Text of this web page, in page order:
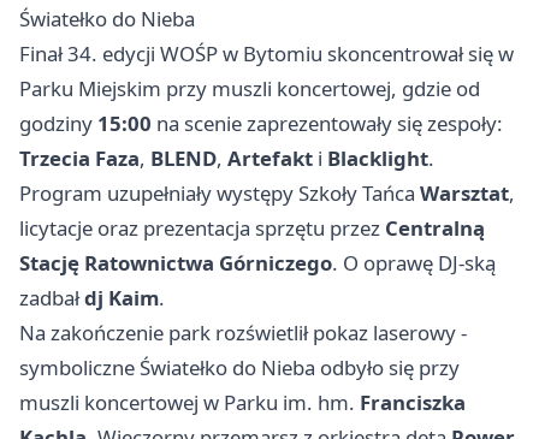
Światełko do Nieba
Finał 34. edycji WOŚP w Bytomiu skoncentrował się w
Parku Miejskim przy muszli koncertowej, gdzie od
godziny 15:00 na scenie zaprezentowały się zespoły:
Trzecia Faza, BLEND, Artefakt i Blacklight.
Program uzupełniały występy Szkoły Tańca Warsztat,
licytacje oraz prezentacja sprzętu przez Centralną
Stację Ratownictwa Górniczego. O oprawę DJ-ską
zadbałdj Kaim.
Na zakończenie park rozświetlił pokaz laserowy -
symboliczne Światełko do Nieba odbyło się przy
muszli koncertowej w Parku im. hm. Franciszka